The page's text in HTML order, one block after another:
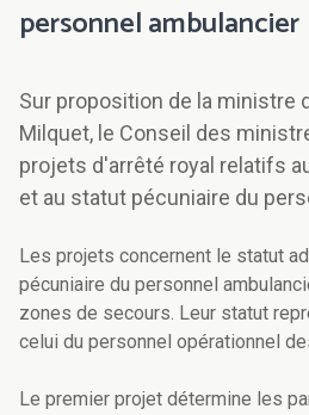
personnel ambulancier
Sur proposition de la ministre
Milquet, le Conseil des
projets d'arrêté royal relatifs
et au statut pécuniaire du
Les projets concernent le statut
pécuniaire du personnel
zones de secours. Leur statut
celui du personnel opérationnel
Le premier projet détermine les